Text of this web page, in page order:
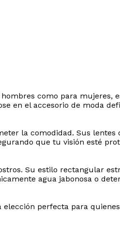
como para mujeres,
en el accesorio de moda
la comodidad. Sus lentes
que tu visión esté
Su estilo rectangular
agua jabonosa o
perfecta para